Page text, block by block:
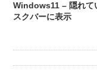
Windows11 – 隠れて
スクバーに表示